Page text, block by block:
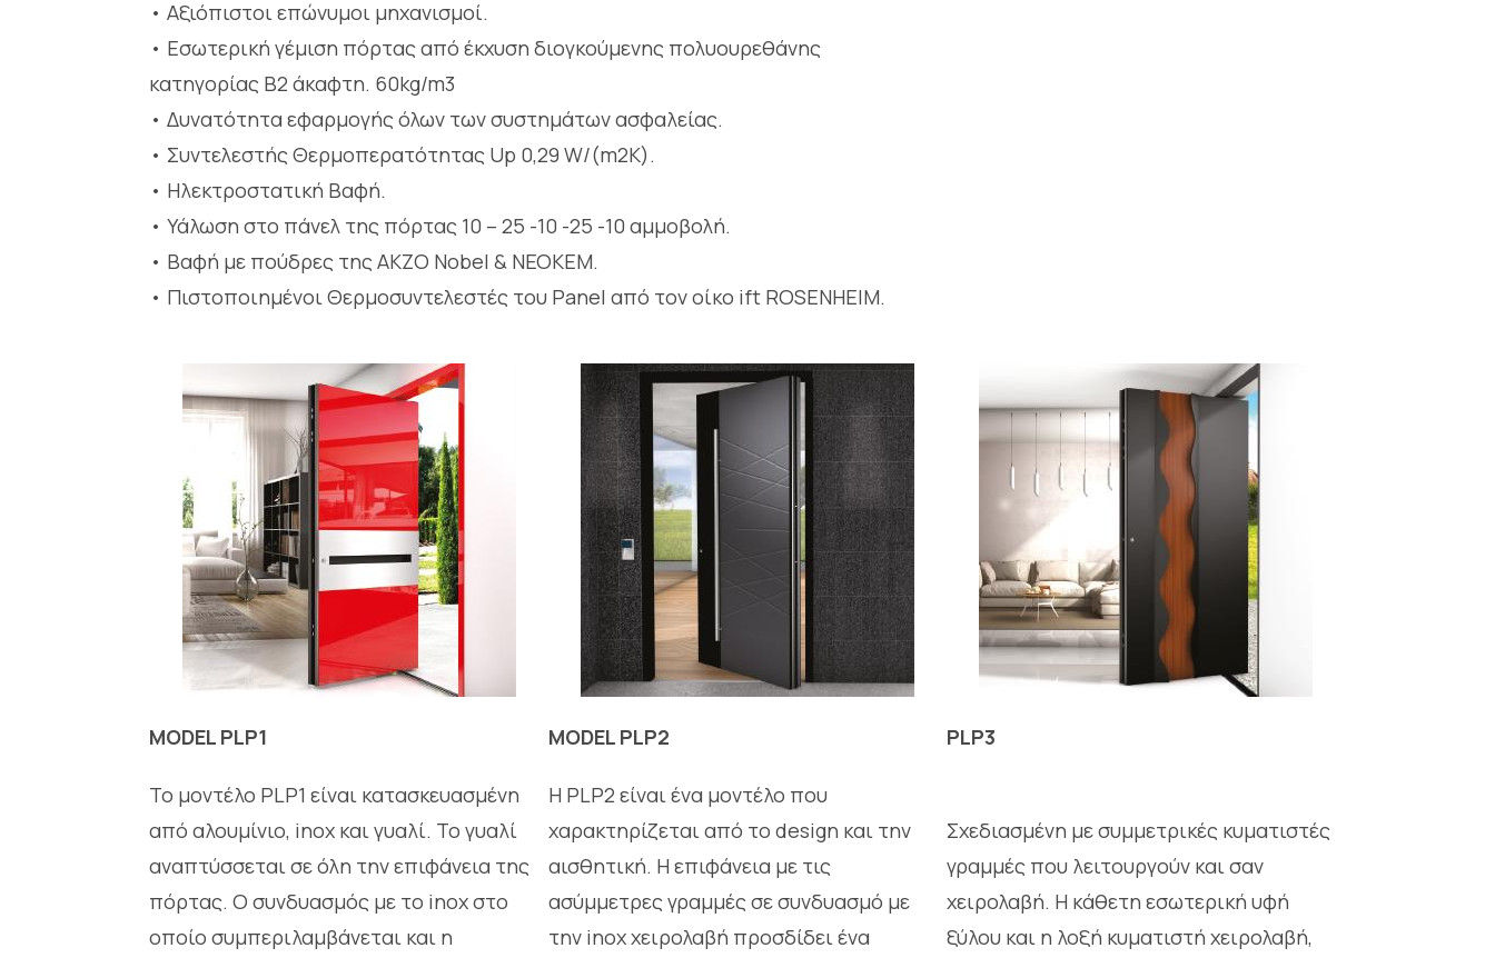
• Αξιόπιστοι επώνυμοι μηχανισμοί.
• Εσωτερική γέμιση πόρτας από έκχυση διογκούμενης πολυουρεθάνης
κατηγορίας Β2 άκαφτη. 60kg/m3
• Δυνατότητα εφαρμογής όλων των συστημάτων ασφαλείας.
• Συντελεστής Θερμοπερατότητας Up 0,29 W/(m2K).
• Ηλεκτροστατική Βαφή.
• Υάλωση στο πάνελ της πόρτας 10 – 25 -10 -25 -10 αμμοβολή.
• Βαφή με πούδρες της AKZO Nobel & NEOKEM.
• Πιστοποιημένοι Θερμοσυντελεστές του Panel από τον οίκο ift ROSENHEIM.
MODEL PLP1
Το μοντέλο PLΡ1 είναι κατασκευασμένη
από αλουμίνιο, inox και γυαλί. Το γυαλί
αναπτύσσεται σε όλη την επιφάνεια της
πόρτας. Ο συνδυασμός με το inox στο
οποίο συμπεριλαμβάνεται και η
MODEL PLP2
Η PLΡ2 είναι ένα μοντέλο που
χαρακτηρίζεται από το design και την
αισθητική. Η επιφάνεια με τις
ασύμμετρες γραμμές σε συνδυασμό με
την inox χειρολαβή προσδίδει ένα
PLP3
Σχεδιασμένη με συμμετρικές κυματιστές
γραμμές που λειτουργούν και σαν
χειρολαβή. Η κάθετη εσωτερική υφή
ξύλου και η λοξή κυματιστή χειρολαβή,